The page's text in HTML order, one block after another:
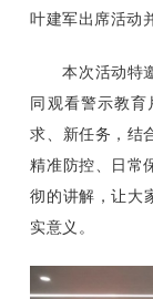
叶建军出席活动
本次活动特邀
同观看警示教
求、新任务，结
精准防控、日常
彻的讲解，让大
实意义。